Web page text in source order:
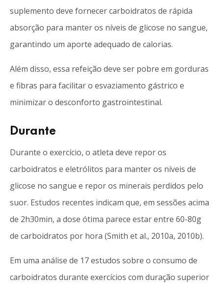
suplemento deve fornecer carboidratos de rápida
absorção para manter os níveis de glicose no sangue,
garantindo um aporte adequado de calorias.
Além disso, essa refeição deve ser pobre em gorduras
e fibras para facilitar o esvaziamento gástrico e
minimizar o desconforto gastrointestinal.
Durante
Durante o exercício, o atleta deve repor os
carboidratos e eletrólitos para manter os níveis de
glicose no sangue e repor os minerais perdidos pelo
suor. Estudos recentes indicam que, em sessões acima
de 2h30min, a dose ótima parece estar entre 60-80g
de carboidratos por hora (Smith et al., 2010a, 2010b).
Em uma análise de 17 estudos sobre o consumo de
carboidratos durante exercícios com duração superior